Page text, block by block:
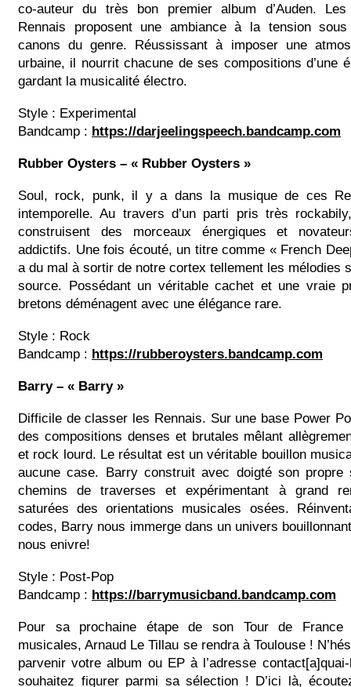
co-auteur du très bon premier album d’Auden.
Rennais proposent une ambiance à la tension
canons du genre. Réussissant à imposer une
urbaine, il nourrit chacune de ses compositions d’une
gardant la musicalité électro.
Style : Experimental
Bandcamp : https://darjeelingspeech.bandcamp.com
Rubber Oysters – « Rubber Oysters »
Soul, rock, punk, il y a dans la musique de ces
intemporelle. Au travers d’un parti pris très
construisent des morceaux énergiques et
addictifs. Une fois écouté, un titre comme « French
a du mal à sortir de notre cortex tellement les mélodies
source. Possédant un véritable cachet et une vraie
bretons déménagent avec une élégance rare.
Style : Rock
Bandcamp : https://rubberoysters.bandcamp.com
Barry – « Barry »
Difficile de classer les Rennais. Sur une base Power
des compositions denses et brutales mêlant
et rock lourd. Le résultat est un véritable bouillon
aucune case. Barry construit avec doigté son propre
chemins de traverses et expérimentant à grand
saturées des orientations musicales osées.
codes, Barry nous immerge dans un univers
nous enivre!
Style : Post-Pop
Bandcamp : https://barrymusicband.bandcamp.com
Pour sa prochaine étape de son Tour de France
musicales, Arnaud Le Tillau se rendra à Toulouse !
parvenir votre album ou EP à l’adresse
souhaitez figurer parmi sa sélection ! D’ici là,